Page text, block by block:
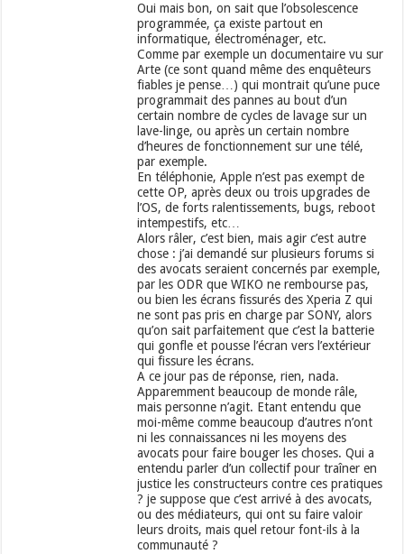
Oui mais bon, on sait que l’obsolescence
programmée, ça existe partout en
informatique, électroménager, etc.
Comme par exemple un documentaire vu sur
Arte (ce sont quand même des enquêteurs
fiables je pense…) qui montrait qu’une puce
programmait des pannes au bout d’un
certain nombre de cycles de lavage sur un
lave-linge, ou après un certain nombre
d’heures de fonctionnement sur une télé,
par exemple.
En téléphonie, Apple n’est pas exempt de
cette OP, après deux ou trois upgrades de
l’OS, de forts ralentissements, bugs, reboot
intempestifs, etc…
Alors râler, c’est bien, mais agir c’est autre
chose : j’ai demandé sur plusieurs forums si
des avocats seraient concernés par exemple,
par les ODR que WIKO ne rembourse pas,
ou bien les écrans fissurés des Xperia Z qui
ne sont pas pris en charge par SONY, alors
qu’on sait parfaitement que c’est la batterie
qui gonfle et pousse l’écran vers l’extérieur
qui fissure les écrans.
A ce jour pas de réponse, rien, nada.
Apparemment beaucoup de monde râle,
mais personne n’agit. Etant entendu que
moi-même comme beaucoup d’autres n’ont
ni les connaissances ni les moyens des
avocats pour faire bouger les choses. Qui a
entendu parler d’un collectif pour traîner en
justice les constructeurs contre ces pratiques
? je suppose que c’est arrivé à des avocats,
ou des médiateurs, qui ont su faire valoir
leurs droits, mais quel retour font-ils à la
communauté ?